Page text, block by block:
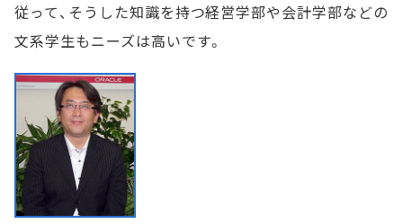
従って、そうした知識を持つ経営学部や会計学部などの
文系学生もニーズは高いです。